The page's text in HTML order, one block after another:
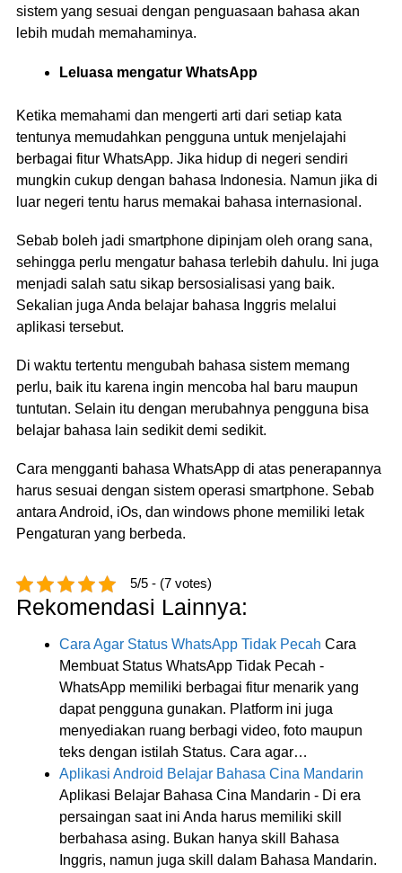
sistem yang sesuai dengan penguasaan bahasa akan
lebih mudah memahaminya.
Leluasa mengatur WhatsApp
Ketika memahami dan mengerti arti dari setiap kata
tentunya memudahkan pengguna untuk menjelajahi
berbagai fitur WhatsApp. Jika hidup di negeri sendiri
mungkin cukup dengan bahasa Indonesia. Namun jika di
luar negeri tentu harus memakai bahasa internasional.
Sebab boleh jadi smartphone dipinjam oleh orang sana,
sehingga perlu mengatur bahasa terlebih dahulu. Ini juga
menjadi salah satu sikap bersosialisasi yang baik.
Sekalian juga Anda belajar bahasa Inggris melalui
aplikasi tersebut.
Di waktu tertentu mengubah bahasa sistem memang
perlu, baik itu karena ingin mencoba hal baru maupun
tuntutan. Selain itu dengan merubahnya pengguna bisa
belajar bahasa lain sedikit demi sedikit.
Cara mengganti bahasa WhatsApp di atas penerapannya
harus sesuai dengan sistem operasi smartphone. Sebab
antara Android, iOs, dan windows phone memiliki letak
Pengaturan yang berbeda.
5/5 - (7 votes)
Rekomendasi Lainnya:
Cara Agar Status WhatsApp Tidak Pecah Cara
Membuat Status WhatsApp Tidak Pecah -
WhatsApp memiliki berbagai fitur menarik yang
dapat pengguna gunakan. Platform ini juga
menyediakan ruang berbagi video, foto maupun
teks dengan istilah Status. Cara agar…
Aplikasi Android Belajar Bahasa Cina Mandarin
Aplikasi Belajar Bahasa Cina Mandarin - Di era
persaingan saat ini Anda harus memiliki skill
berbahasa asing. Bukan hanya skill Bahasa
Inggris, namun juga skill dalam Bahasa Mandarin.